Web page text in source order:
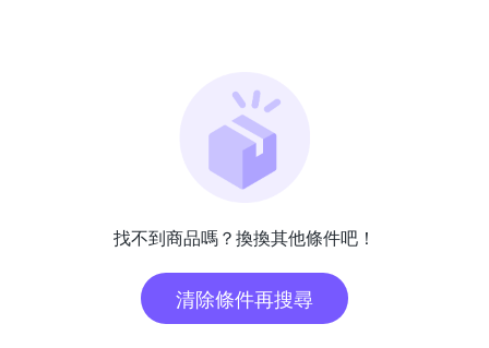
找不到商品嗎？換換其他條件吧！
清除條件再搜尋